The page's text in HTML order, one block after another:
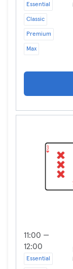
Essential
Classic
Premium
Max
11:00 —
12:00
Essential